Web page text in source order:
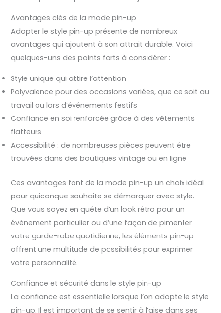
Avantages clés de la mode pin-up
Adopter le style pin-up présente de nombreux
avantages qui ajoutent à son attrait durable. Voici
quelques-uns des points forts à considérer :
Style unique qui attire l’attention
Polyvalence pour des occasions variées, que ce soit au
travail ou lors d’événements festifs
Confiance en soi renforcée grâce à des vêtements
flatteurs
Accessibilité : de nombreuses pièces peuvent être
trouvées dans des boutiques vintage ou en ligne
Ces avantages font de la mode pin-up un choix idéal
pour quiconque souhaite se démarquer avec style.
Que vous soyez en quête d’un look rétro pour un
événement particulier ou d’une façon de pimenter
votre garde-robe quotidienne, les éléments pin-up
offrent une multitude de possibilités pour exprimer
votre personnalité.
Confiance et sécurité dans le style pin-up
La confiance est essentielle lorsque l’on adopte le style
pin-up. Il est important de se sentir à l’aise dans ses